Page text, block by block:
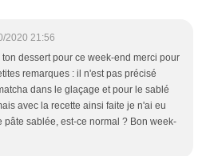
2020 21:56
dessert pour ce week-end merci pour
remarques : il n'est pas précisé
dans le glaçage et pour le sablé
avec la recette ainsi faite je n'ai eu
pâte sablée, est-ce normal ? Bon week-